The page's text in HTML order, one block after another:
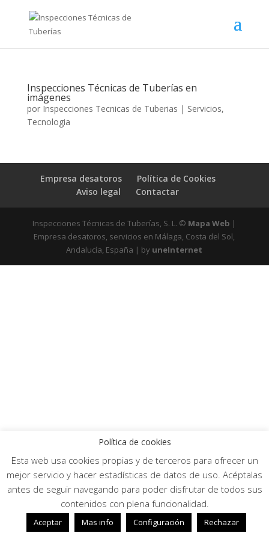
Inspecciones Técnicas de Tuberías en
imágenes
por Inspecciones Tecnicas de Tuberias | Servicios,
Tecnologia
Empresa desatoros
Política de Cookies
Aviso legal
Contactar
Inspecciones Técnicas de Tuberías, S. L. © Mapa Web |
Empresa desatoros, servicios en Málaga, Costa del Sol,
Andalucía, España | by uneInternet
Política de cookies
Esta web usa cookies propias y de terceros para ofrecer un
mejor servicio y hacer estadísticas de datos de uso. Acéptalas
antes de seguir navegando para poder disfrutar de todos sus
contenidos con plena funcionalidad.
Aceptar Mas info Configuración Rechazar